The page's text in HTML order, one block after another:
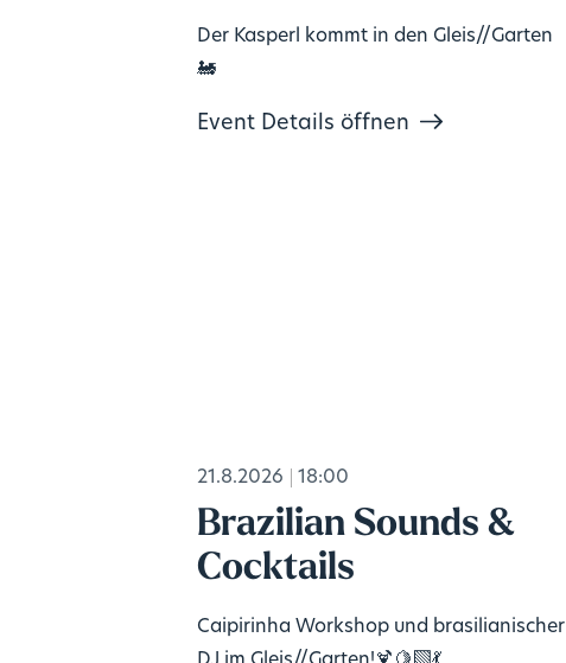
Der Kasperl kommt in den Gleis//Garten
🚂
Event Details öffnen
21.8.2026 18:00
Brazilian Sounds &
Cocktails
Caipirinha Workshop und brasilianischer